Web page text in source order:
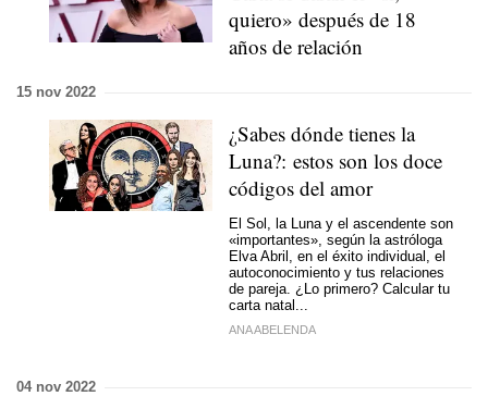
quiero» después de 18
años de relación
15 nov 2022
¿Sabes dónde tienes la
Luna?: estos son los doce
códigos del amor
El Sol, la Luna y el ascendente son
«importantes», según la astróloga
Elva Abril, en el éxito individual, el
autoconocimiento y tus relaciones
de pareja. ¿Lo primero? Calcular tu
carta natal...
ANA ABELENDA
04 nov 2022